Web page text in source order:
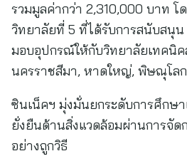
รวมมูลค่ากว่า 2,310,000 บาท โ
วิทยาลัยที่ 5 ที่ได้รับการสนับสนุ
มอบอุปกรณ์ให้กับวิทยาลัยเทคนิ
นครราชสีมา, หาดใหญ่, พิษณุโล
ซินเน็คฯ มุ่งมั่นยกระดับการศึกษ
ยั่งยืนด้านสิ่งแวดล้อมผ่านการจัด
อย่างถูกวิธี